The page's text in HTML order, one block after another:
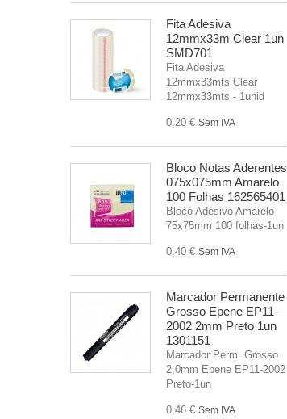
Fita Adesiva
12mmx33m Clear 1un
SMD701
Fita Adesiva
12mmx33mts Clear
12mmx33mts - 1unid
0,20 € Sem IVA
Bloco Notas Aderentes
075x075mm Amarelo
100 Folhas 162565401
Bloco Adesivo Amarelo
75x75mm 100 folhas-1un
0,40 € Sem IVA
Marcador Permanente
Grosso Epene EP11-
2002 2mm Preto 1un
1301151
Marcador Perm. Grosso
2,0mm Epene EP11-2002
Preto-1un
0,46 € Sem IVA